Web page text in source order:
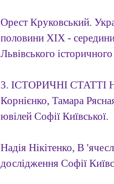
Орест Круковський.
половини XIX -
Львівського
3. ІСТОРИЧНІ СТАТТІ
Корнієнко, Тамара
ювілей Софії Київської.
Надія Нікітенко, В
дослідження Софії